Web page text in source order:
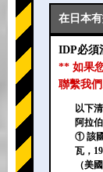
在日本
IDP必須
** 如果
聯繫我
以下
阿拉
① 該
瓦，
（美